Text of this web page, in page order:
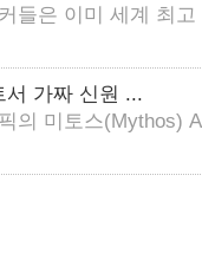
들은 이미 세계 최
서 가짜 신원 ...
의 미토스(Mythos)